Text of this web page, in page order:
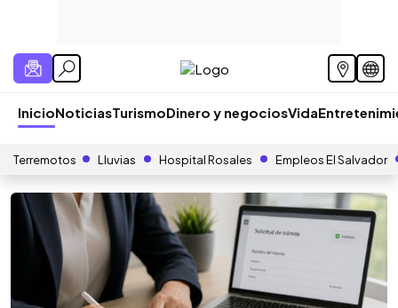
InicioNoticiasTurismoDinero y negociosVida
Terremotos Lluvias Hospital Rosales Empleos El Salvador